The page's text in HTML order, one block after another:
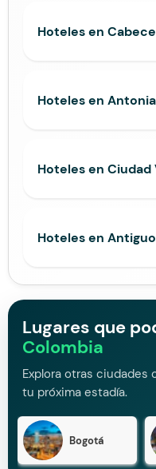
Hoteles en
Hoteles en
Hoteles en Ciudad
Hoteles en
Lugares que
Colombia
Explora otras ciudades
tu próxima estadía.
Bogotá